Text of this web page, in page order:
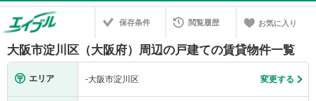
保存条件 閲覧履歴 お気に入り
大阪市淀川区（大阪府）周辺の戸建ての賃貸物件一覧
エリア -大阪市淀川区 変更する